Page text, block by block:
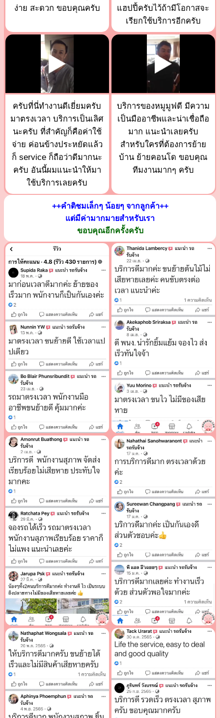
ง่าย สะดวก ขอบคุณครับ
แฮปปี้ครับไว้ถ้ามีโอกาสจะ
เรียกใช้บริการอีกครับ
ครับที่นี่ทำงานดีเยี่ยมครับ
มาตรงเวลา บริการเป็นเลิศ
นะครับ ที่สำคัญก็คือค่าใช้
จ่าย ค่อนข้างประหยัดแล้ว
ก็ service ก็ถือว่าดีมากนะ
ครับ อันนี้ผมแนะนำให้มา
ใช้บริการเลยครับ
บริการของหมูมูฟดี มีความ
เป็นมืออาชีพและน่าเชื่อถือ
มาก แนะนำเลยครับ
สำหรับใครที่ต้องการย้าย
บ้าน ย้ายคอนโด ขอบคุณ
ทีมงานมากๆ ครับ
++คำติชมเล็กๆ น้อยๆ จากลูกค้า++
แต่มีค่ามากมายสำหรับเรา
ขอบคุณอีกครั้งครับ